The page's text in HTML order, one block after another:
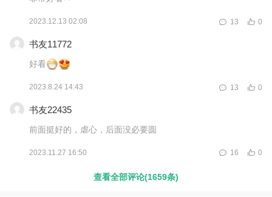
2023.12.13 02:08 0
13
书友11772
好看
2023.8.24 14:43 0
13
书友22435
前面挺好的，虐心，后面没必要圆
2023.11.27 16:50 0
16
查看全部评论(1659条)